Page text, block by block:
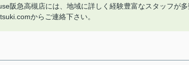
阪急高槻店には、地域に詳しく経験豊富なスタッフが
からご連絡下さい。